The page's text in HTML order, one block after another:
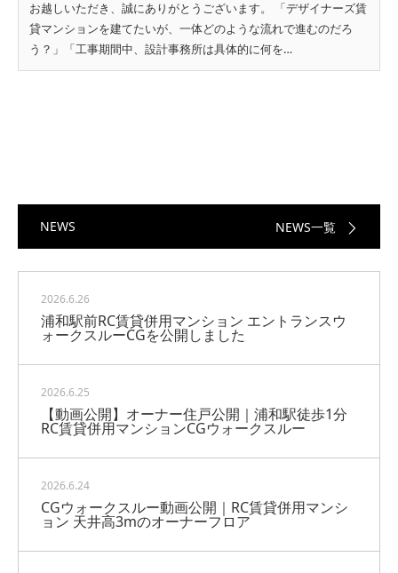
お越しいただき、誠にありがとうございます。 「デザイナーズ賃
貸マンションを建てたいが、一体どのような流れで進むのだろ
う？」「工事期間中、設計事務所は具体的に何を…
NEWS NEWS一覧
2026.6.26
浦和駅前RC賃貸併用マンション エントランスウ
ォークスルーCGを公開しました
2026.6.25
【動画公開】オーナー住戸公開｜浦和駅徒歩1分
RC賃貸併用マンションCGウォークスルー
2026.6.24
CGウォークスルー動画公開｜RC賃貸併用マンシ
ョン 天井高3mのオーナーフロア